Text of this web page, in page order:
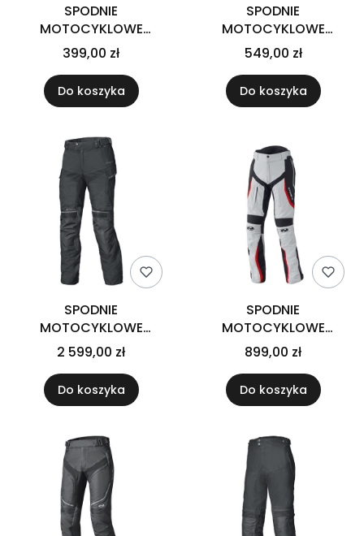
SPODNIE
MOTOCYKLOWE
TEKSTYLNE REBELHORN
THAR 2 BLACK
399,00 zł
Do koszyka
SPODNIE
MOTOCYKLOWE
TEKSTYLNE DAMSKIE
OZONE FLOW BLACK
WXXL
549,00 zł
Do koszyka
SPODNIE
MOTOCYKLOWE
TEKSTYLNE HELD
KARAKUM [GORE-TEX]
BLACK
2 599,00 zł
Do koszyka
SPODNIE
MOTOCYKLOWE
TEKSTYLNE HELD LINK
GREY RED
899,00 zł
Do koszyka